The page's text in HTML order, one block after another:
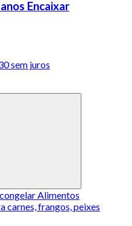
Encaixar
sem juros